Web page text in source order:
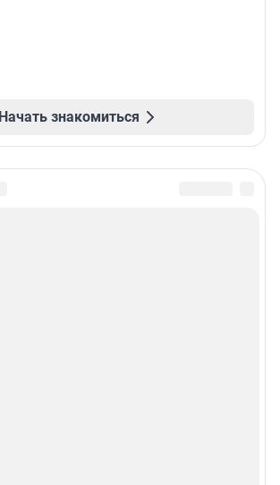
Начать знакомиться